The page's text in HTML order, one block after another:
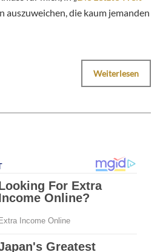
auszuweichen, die kaum jemanden
Weiterlesen